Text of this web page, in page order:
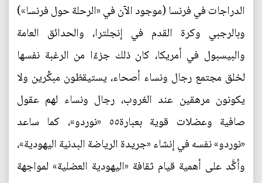
الدراجات في فرنسا (موجود الآن في «الرحلة حول فرنسا»)
وبالرجبي وكرة القدم في إنجلترا، والحدائق العامة
والبيسبول في أمريكا، كان ذلك جزءًا من الرغبة نفسها
لخلق مجتمع رجال ونساء أصحاء، يستيقظون مبكِّرين ولا
يكونون مرهقين عند الغروب، رجال ونساء لهم عقول
صافية وعضلات قوية بعبارة٥٥ «نوردو»، كما ساعد
«نوردو» نفسه في إنشاء «جريدة الرياضة البدنية اليهودية»،
وأكَّد على أهمية قيام ثقافة «اليهودية العضلية» لمواجهة